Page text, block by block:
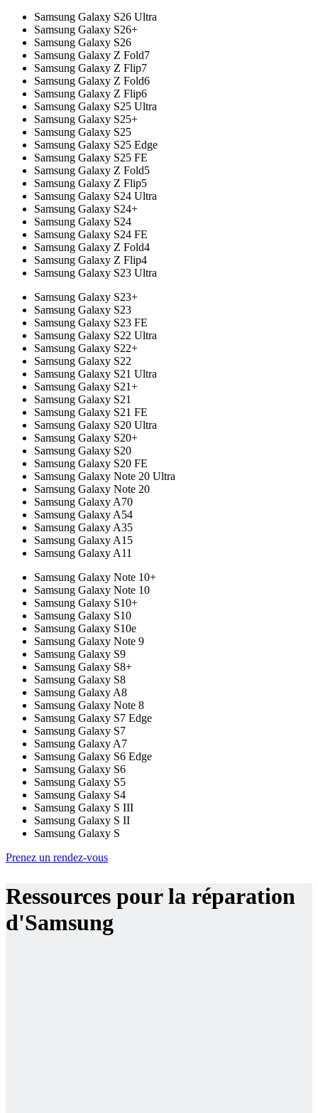
Samsung Galaxy S26 Ultra
Samsung Galaxy S26+
Samsung Galaxy S26
Samsung Galaxy Z Fold7
Samsung Galaxy Z Flip7
Samsung Galaxy Z Fold6
Samsung Galaxy Z Flip6
Samsung Galaxy S25 Ultra
Samsung Galaxy S25+
Samsung Galaxy S25
Samsung Galaxy S25 Edge
Samsung Galaxy S25 FE
Samsung Galaxy Z Fold5
Samsung Galaxy Z Flip5
Samsung Galaxy S24 Ultra
Samsung Galaxy S24+
Samsung Galaxy S24
Samsung Galaxy S24 FE
Samsung Galaxy Z Fold4
Samsung Galaxy Z Flip4
Samsung Galaxy S23 Ultra
Samsung Galaxy S23+
Samsung Galaxy S23
Samsung Galaxy S23 FE
Samsung Galaxy S22 Ultra
Samsung Galaxy S22+
Samsung Galaxy S22
Samsung Galaxy S21 Ultra
Samsung Galaxy S21+
Samsung Galaxy S21
Samsung Galaxy S21 FE
Samsung Galaxy S20 Ultra
Samsung Galaxy S20+
Samsung Galaxy S20
Samsung Galaxy S20 FE
Samsung Galaxy Note 20 Ultra
Samsung Galaxy Note 20
Samsung Galaxy A70
Samsung Galaxy A54
Samsung Galaxy A35
Samsung Galaxy A15
Samsung Galaxy A11
Samsung Galaxy Note 10+
Samsung Galaxy Note 10
Samsung Galaxy S10+
Samsung Galaxy S10
Samsung Galaxy S10e
Samsung Galaxy Note 9
Samsung Galaxy S9
Samsung Galaxy S8+
Samsung Galaxy S8
Samsung Galaxy A8
Samsung Galaxy Note 8
Samsung Galaxy S7 Edge
Samsung Galaxy S7
Samsung Galaxy A7
Samsung Galaxy S6 Edge
Samsung Galaxy S6
Samsung Galaxy S5
Samsung Galaxy S4
Samsung Galaxy S III
Samsung Galaxy S II
Samsung Galaxy S
Prenez un rendez-vous
Ressources pour la réparation
d'Samsung